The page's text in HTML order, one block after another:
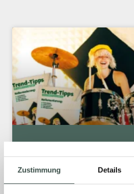
Zustimmung Details
Steigende Energiekosten, mehr